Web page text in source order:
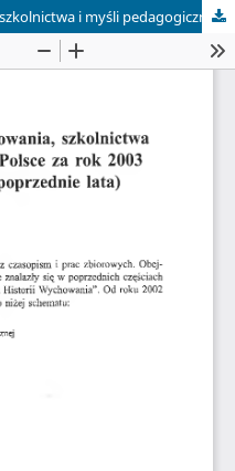
Bibliografia historii wychowania, szkolnictwa i myśli pedagogicznej w Polsce za rok 2003 (z uzupełnieniami za poprzednie lata)